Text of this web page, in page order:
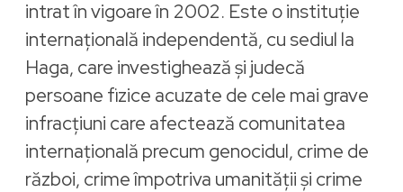
intrat în vigoare în 2002. Este o instituție
internațională independentă, cu sediul la
Haga, care investighează și judecă
persoane fizice acuzate de cele mai grave
infracțiuni care afectează comunitatea
internațională precum genocidul, crime de
război, crime împotriva umanității și crime